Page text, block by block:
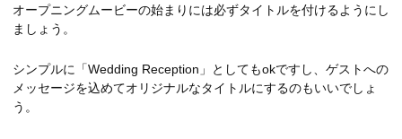
オープニングムービーの始まりには必ずタイトルを付けるようにし
ましょう。
シンプルに「Wedding Reception」としてもokですし、ゲストへの
メッセージを込めてオリジナルなタイトルにするのもいいでしょ
う。